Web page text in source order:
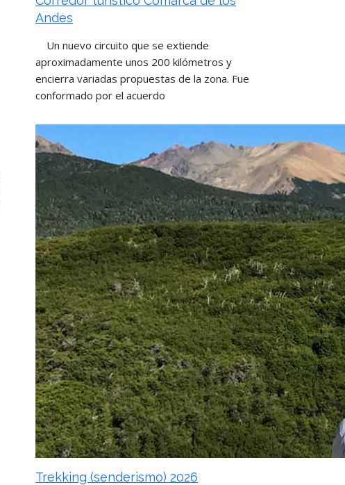
Andes
Un nuevo circuito que se extiende
aproximadamente unos 200 kilómetros y
encierra variadas propuestas de la zona. Fue
conformado por el acuerdo
Trekking (senderismo) 2026